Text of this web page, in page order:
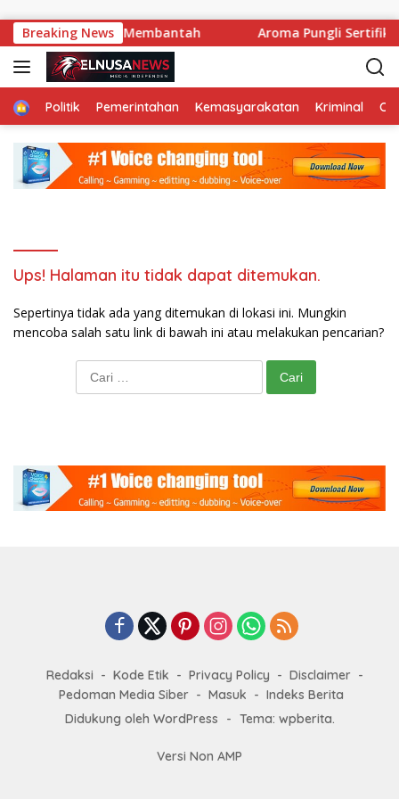
Breaking News
Pejabat Kompak Membantah Aroma Pungli
HomePolitik Pemerintahan Kemasyarakatan Kriminal
Ups! Halaman itu tidak dapat ditemukan.
Sepertinya tidak ada yang ditemukan di lokasi ini. Mungkin
mencoba salah satu link di bawah ini atau melakukan pencarian?
Redaksi Kode Etik Privacy Policy
Disclaimer
Pedoman Media Siber
Masuk
Indeks Berita
Didukung oleh WordPress
- Tema: wpberita.
Versi Non AMP